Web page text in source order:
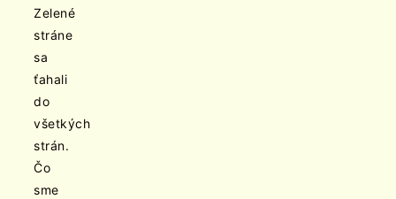
Zelené
stráne
sa
ťahali
do
všetkých
strán.
Čo
sme